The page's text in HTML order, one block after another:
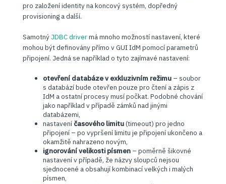
pro založení identity na koncový systém, dopředný
provisioning a další.
SamotnýJDBC drivermá mnoho možností nastavení, které
mohou být definovány přímo v GUI IdM pomocí parametrů
připojení. Jedná se například o tyto zajímavé nastavení:
otevření databáze v exkluzivním režimu– soubor
s databází bude otevřen pouze pro čtení a zápis z
IdM a ostatní procesy musí počkat. Podobné chování
jako například v případě zámků nad jinými
databázemi,
nastavení časového limitu(timeout) pro jedno
připojení – po vypršení limitu je připojení ukončeno a
okamžitě nahrazeno novým,
ignorování velikosti písmen– poměrně šikovné
nastavení v případě, že názvy sloupců nejsou
sjednocené a obsahují kombinací velkých i malých
písmen,